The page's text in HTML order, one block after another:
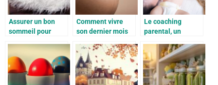
Assurer un bon
sommeil pour
Comment vivre
son dernier mois
Le coaching
parental, un
s’averer
indispensable